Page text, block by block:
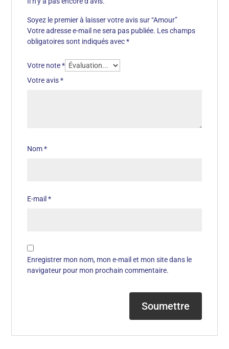
Soyez le premier à laisser votre avis sur “Amour”
Votre adresse e-mail ne sera pas publiée. Les champs
obligatoires sont indiqués avec*
Votre note*
Votre avis*
Nom*
E-mail*
Enregistrer mon nom, mon e-mail et mon site dans le
navigateur pour mon prochain commentaire.